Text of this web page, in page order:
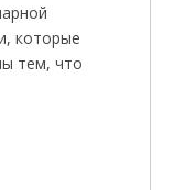
которые
тем, что